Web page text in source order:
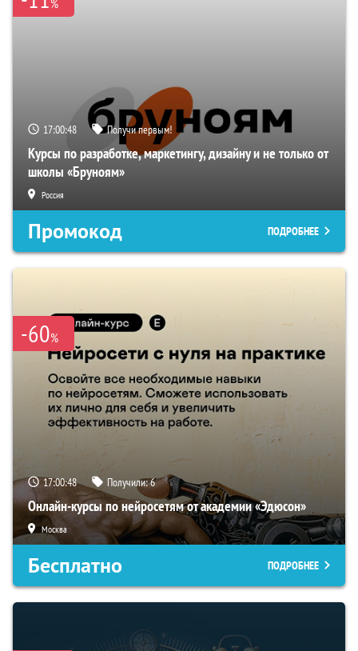
%
17:00:48 Получи первым!
Курсы по разработке, маркетингу, дизайну и не только от
школы «Бруноям»
Россия
Промокод ПОДРОБНЕЕ
-60%
17:00:48 Получили:6
Онлайн-курсы по нейросетям от академии «Эдюсон»
Москва
Бесплатно ПОДРОБНЕЕ